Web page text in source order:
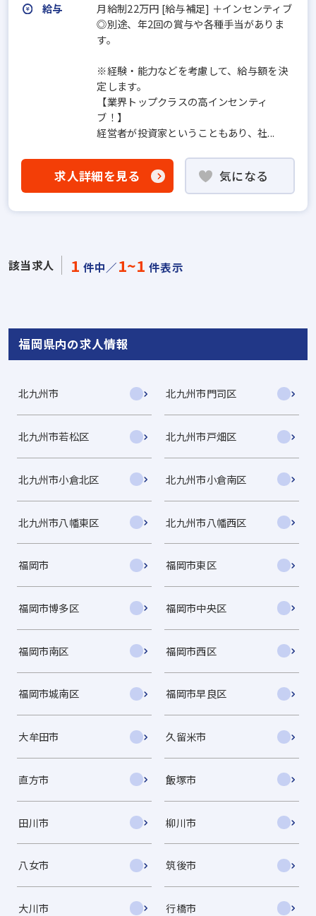
給与
月給制22万円 [給与補足] ＋インセンティブ
◎別途、年2回の賞与や各種手当がありま
す。
※経験・能力などを考慮して、給与額を決
定します。
【業界トップクラスの高インセンティ
ブ！】
経営者が投資家ということもあり、社...
求人詳細を見る 気になる
該当求人 1 件中／1~1 件表示
福岡県内の求人情報
北九州市 北九州市門司区
北九州市若松区 北九州市戸畑区
北九州市小倉北区 北九州市小倉南区
北九州市八幡東区 北九州市八幡西区
福岡市 福岡市東区
福岡市博多区 福岡市中央区
福岡市南区 福岡市西区
福岡市城南区 福岡市早良区
大牟田市 久留米市
直方市 飯塚市
田川市 柳川市
八女市 筑後市
大川市 行橋市